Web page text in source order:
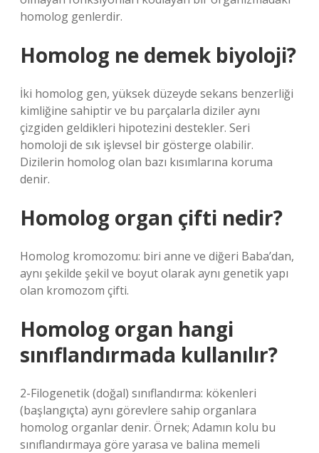
homolog genlerdir.
Homolog ne demek biyoloji?
İki homolog gen, yüksek düzeyde sekans benzerliği
kimliğine sahiptir ve bu parçalarla diziler aynı
çizgiden geldikleri hipotezini destekler. Seri
homoloji de sık işlevsel bir gösterge olabilir.
Dizilerin homolog olan bazı kısımlarına koruma
denir.
Homolog organ çifti nedir?
Homolog kromozomu: biri anne ve diğeri Baba’dan,
aynı şekilde şekil ve boyut olarak aynı genetik yapı
olan kromozom çifti.
Homolog organ hangi
sınıflandırmada kullanılır?
2-Filogenetik (doğal) sınıflandırma: kökenleri
(başlangıçta) aynı görevlere sahip organlara
homolog organlar denir. Örnek; Adamın kolu bu
sınıflandırmaya göre yarasa ve balina memeli